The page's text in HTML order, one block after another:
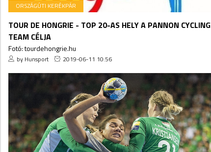
ORSZÁGÚTI KERÉKPÁR
TOUR DE HONGRIE - TOP 20-AS HELY A PANNON CYCLING
TEAM CÉLJA
Fotó: tourdehongrie.hu
by Hunsport 2019-06-11 10:56